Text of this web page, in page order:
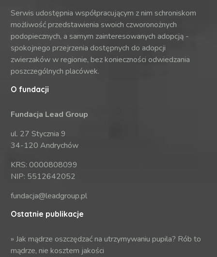
Serwis udostępnia współpracującym z nim schroniskom
możliwość przedstawienia swoich czworonożnych
podopiecznych, a samym zainteresowanych adopcją -
spokojnego przejrzenia dostępnych do adopcji
zwierzaków w regionie, bez konieczności odwiedzania
poszczególnych placówek.
O fundacji
Fundacja Lead Group
ul. 27 Stycznia 9
34-120 Andrychów
KRS: 0000808099
NIP: 5512642052
fundacja@leadgroup.pl
Ostatnie publikacje
»Jak mądrze oszczędzać na utrzymywaniu pupila? Rób to
mądrze, nie kosztem jakości